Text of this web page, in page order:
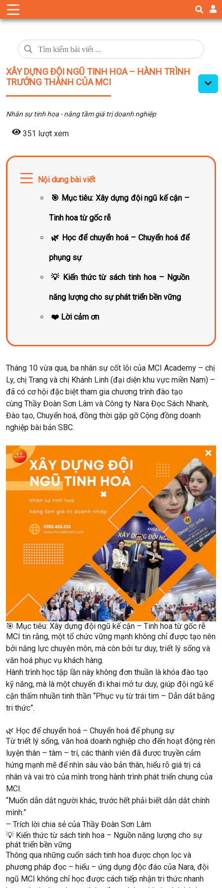
XÂY DỰNG ĐỘI NGŨ TINH HOA – HÀNH TRÌNH
TRƯỞNG THÀNH CỦA MCI
Nhân sự tinh hoa - nâng tầm giá trị doanh nghiệp
351 lượt xem
Nội dung bài viết
🎯 Mục tiêu: Xây dựng đội ngũ kế cận –
Tinh hoa từ gốc rễ
🌿 Học để chuyển hoá – Chuyển hoá để
phụng sự
💡 Kiến thức từ sách tinh hoa – Nguồn
năng lượng cho sự phát triển bền vững
❤️ Lời cảm ơn
Tháng 10 vừa qua, ba nhân sự cốt lõi của MCI Academy – chị
Ly, chị Trang và chị Khánh Linh (đại diện khu vực miền Nam) –
đã có cơ hội đặc biệt tham gia chương trình đào tạo
cùng Thầy Đoàn Sơn Lâm và Công ty Nara Đọc Sách Nhanh,
Đào tạo, Chuyển hoá, đồng thời gặp gỡCộng đồng doanh
nghiệp bài bản SBC.
🎯 Mục tiêu: Xây dựng đội ngũ kế cận – Tinh hoa từ gốc rễ
MCI tin rằng, một tổ chức vững mạnh không chỉ được tạo nên
bởi năng lực chuyên môn, mà còn bởi tư duy, triết lý sống và
văn hoá phục vụ khách hàng.
Hành trình học tập lần này không đơn thuần là khóa đào tạo
kỹ năng, mà là một chuyến đi khai mở tư duy, giúp đội ngũ kế
cận thấm nhuần tinh thần “Phục vụ từ trái tim – Dẫn dắt bằng
tri thức”.
🌿 Học để chuyển hoá – Chuyển hoá để phụng sự
Từ triết lý sống, văn hoá doanh nghiệp cho đến hoạt động rèn
luyện thân – tâm – trí, các thành viên đã được truyền cảm
hứng mạnh mẽ để nhìn sâu vào bản thân, hiểu rõ giá trị cá
nhân và vai trò của mình trong hành trình phát triển chung của
MCI.
“Muốn dẫn dắt người khác, trước hết phải biết dẫn dắt chính
mình.”
– Trích lời chia sẻ của Thầy Đoàn Sơn Lâm
💡 Kiến thức từ sách tinh hoa – Nguồn năng lượng cho sự
phát triển bền vững
Thông qua những cuốn sách tinh hoa được chọn lọc và
phương pháp đọc – hiểu – ứng dụng độc đáo của Nara, đội
ngũ MCI không chỉ học được cách tiếp nhận tri thức nhanh